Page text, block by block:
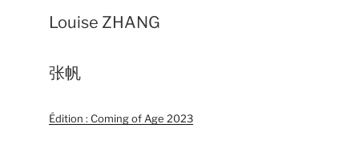
Louise ZHANG
张帆
Édition : Coming of Age 2023